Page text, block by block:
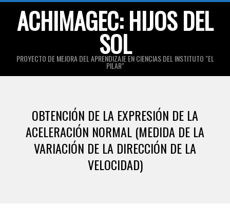
ACHIMAGEC: HIJOS DEL
SOL
PROYECTO DE MEJORA DEL APRENDIZAJE EN CIENCIAS DEL INSTITUTO "EL
PILAR"
OBTENCIÓN DE LA EXPRESIÓN DE LA
ACELERACIÓN NORMAL (MEDIDA DE LA
VARIACIÓN DE LA DIRECCIÓN DE LA
VELOCIDAD)